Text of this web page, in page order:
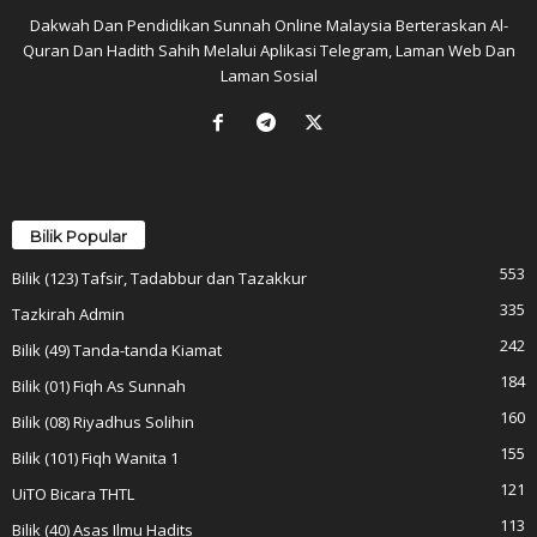
Dakwah Dan Pendidikan Sunnah Online Malaysia Berteraskan Al-
Quran Dan Hadith Sahih Melalui Aplikasi Telegram, Laman Web Dan
Laman Sosial
Bilik Popular
Bilik (123) Tafsir, Tadabbur dan Tazakkur
553
Tazkirah Admin
335
Bilik (49) Tanda-tanda Kiamat
242
Bilik (01) Fiqh As Sunnah
184
Bilik (08) Riyadhus Solihin
160
Bilik (101) Fiqh Wanita 1
155
UiTO Bicara THTL
121
Bilik (40) Asas Ilmu Hadits
113